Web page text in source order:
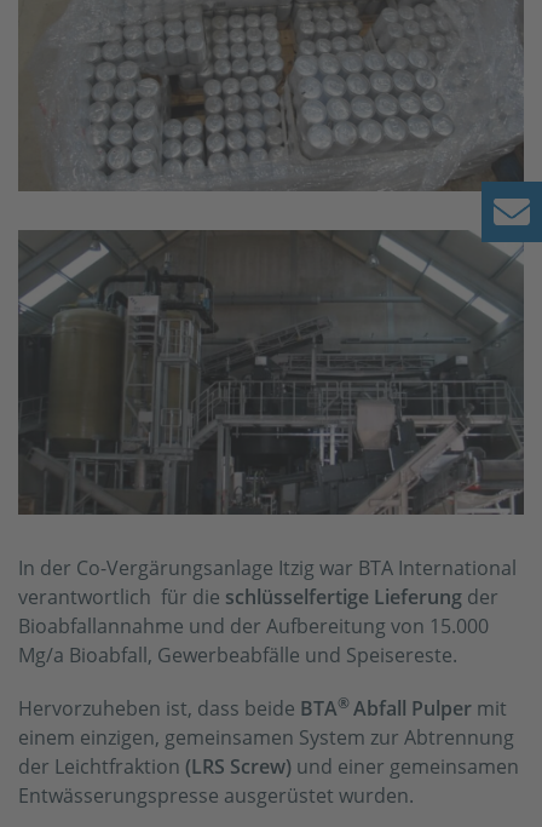
In der Co-Vergärungsanlage Itzig war BTA International
verantwortlich für die schlüsselfertige Lieferung der
Bioabfallannahme und der Aufbereitung von 15.000
Mg/a Bioabfall, Gewerbeabfälle und Speisereste.
Hervorzuheben ist, dass beide BTA®Abfall Pulper mit
einem einzigen, gemeinsamen System zur Abtrennung
der Leichtfraktion (LRS Screw) und einer gemeinsamen
Entwässerungspresse ausgerüstet wurden.